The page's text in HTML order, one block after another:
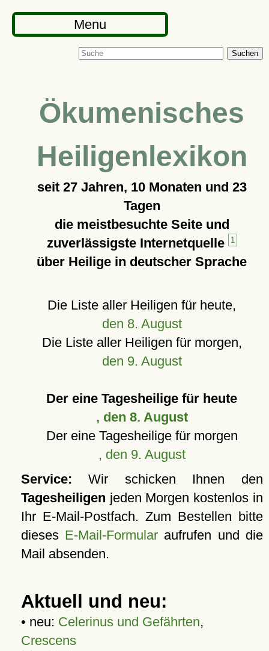
Menu
Suchen
Ökumenisches
Heiligenlexikon
seit 27 Jahren, 10 Monaten und 23
Tagen
die meistbesuchte Seite und
zuverlässigste Internetquelle
1
über Heilige in deutscher Sprache
Die Liste aller Heiligen für heute,
den 8. August
Die Liste aller Heiligen für morgen,
den 9. August
Der eine Tagesheilige für heute
, den 8. August
Der eine Tagesheilige für morgen
, den 9. August
Service: Wir schicken Ihnen den
Tagesheiligen jeden Morgen kostenlos in
Ihr E-Mail-Postfach. Zum Bestellen bitte
dieses E-Mail-Formular aufrufen und die
Mail absenden.
Aktuell und neu:
• neu: Celerinus und Gefährten,
Crescens